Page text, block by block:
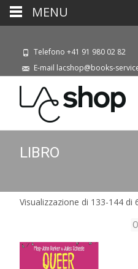
Telefono +41 91 980 02 82
E-mail lacshop@books-
LIBRO
Visualizzazione di 133-144 di
MENU